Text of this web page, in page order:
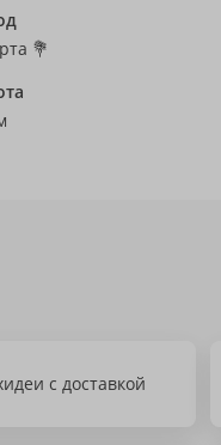
💐
с доставкой